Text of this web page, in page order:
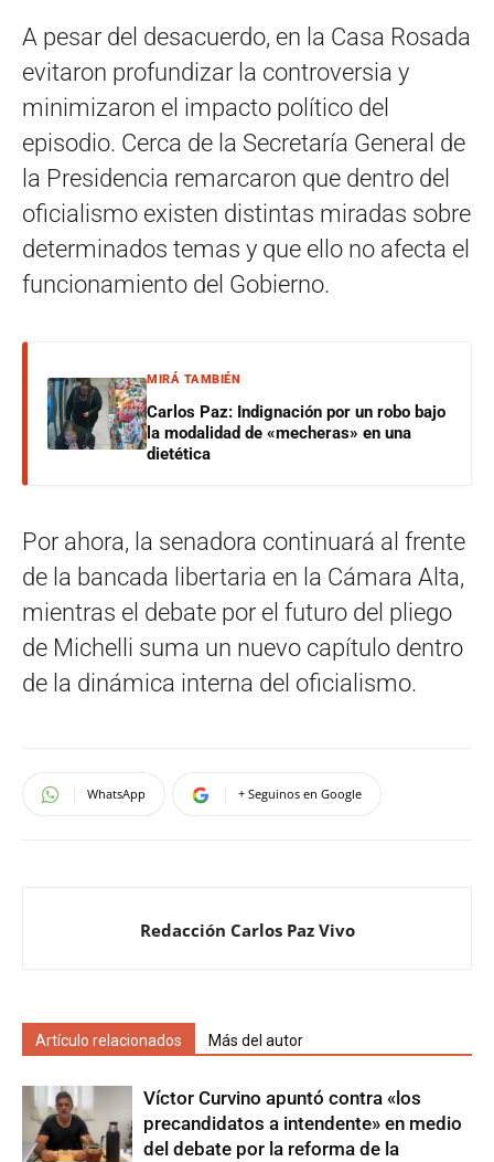
A pesar del desacuerdo, en la Casa Rosada
evitaron profundizar la controversia y
minimizaron el impacto político del
episodio. Cerca de la Secretaría General de
la Presidencia remarcaron que dentro del
oficialismo existen distintas miradas sobre
determinados temas y que ello no afecta el
funcionamiento del Gobierno.
MIRÁ TAMBIÉN
Carlos Paz: Indignación por un robo bajo
la modalidad de «mecheras» en una
dietética
Por ahora, la senadora continuará al frente
de la bancada libertaria en la Cámara Alta,
mientras el debate por el futuro del pliego
de Michelli suma un nuevo capítulo dentro
de la dinámica interna del oficialismo.
WhatsApp + Seguinos en Google
Redacción Carlos Paz Vivo
Artículo relacionados Más del autor
Víctor Curvino apuntó contra «los
precandidatos a intendente» en medio
del debate por la reforma de la